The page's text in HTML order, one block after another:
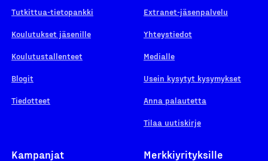
Tutkittua-tietopankki
Koulutukset jäsenille
Koulutustallenteet
Blogit
Tiedotteet
Extranet-jäsenpalvelu
Yhteystiedot
Medialle
Usein kysytyt kysymykset
Anna palautetta
Tilaa uutiskirje
Kampanjat Merkkiyrityksille